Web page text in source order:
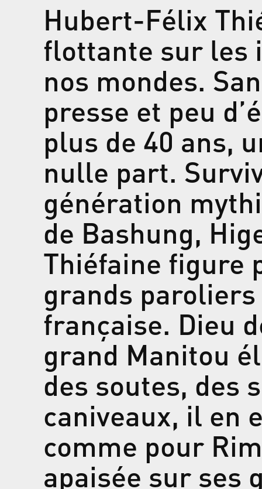
Hubert-Félix
flottante sur les
nos mondes.
presse et peu
plus de 40 ans,
nulle part.
génération
de Bashung,
Thiéfaine figure
grands
française. Dieu
grand Manitou
des soutes, des
caniveaux, il en
comme pour
apaisée sur ses